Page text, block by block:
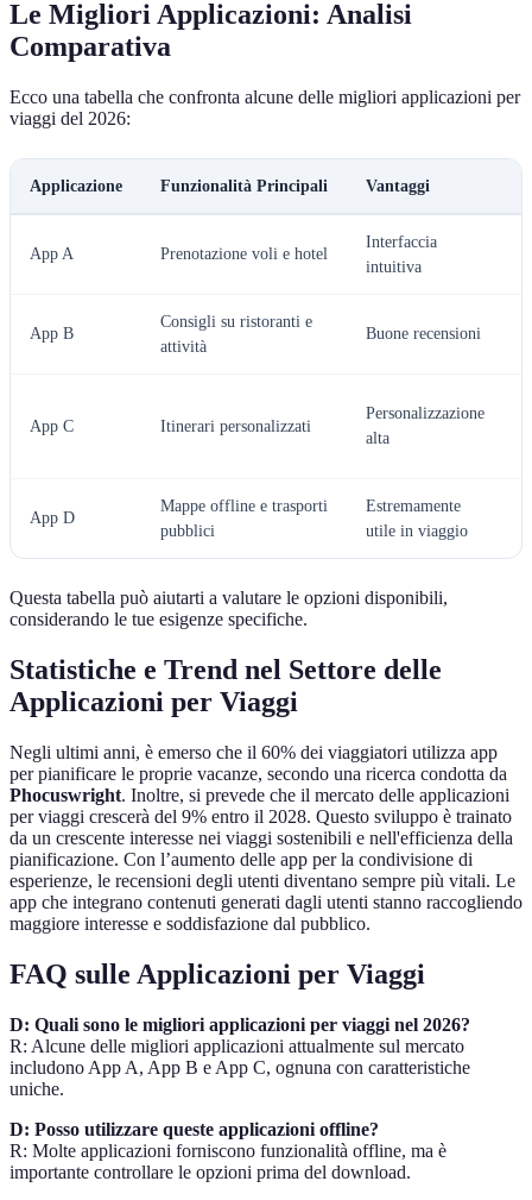
Le Migliori Applicazioni: Analisi
Comparativa
Ecco una tabella che confronta alcune delle migliori applicazioni per
viaggi del 2026:
Applicazione Funzionalità Principali Vantaggi
App A Prenotazione voli e hotel
Interfaccia
intuitiva
App B
Consigli su ristoranti e
attività
Buone recensioni
App C Itinerari personalizzati
Personalizzazione
alta
App D
Mappe offline e trasporti
pubblici
Estremamente
utile in viaggio
Questa tabella può aiutarti a valutare le opzioni disponibili,
considerando le tue esigenze specifiche.
Statistiche e Trend nel Settore delle
Applicazioni per Viaggi
Negli ultimi anni, è emerso che il 60% dei viaggiatori utilizza app
per pianificare le proprie vacanze, secondo una ricerca condotta da
Phocuswright. Inoltre, si prevede che il mercato delle applicazioni
per viaggi crescerà del 9% entro il 2028. Questo sviluppo è trainato
da un crescente interesse nei viaggi sostenibili e nell'efficienza della
pianificazione. Con l’aumento delle app per la condivisione di
esperienze, le recensioni degli utenti diventano sempre più vitali. Le
app che integrano contenuti generati dagli utenti stanno raccogliendo
maggiore interesse e soddisfazione dal pubblico.
FAQ sulle Applicazioni per Viaggi
D: Quali sono le migliori applicazioni per viaggi nel 2026?
R: Alcune delle migliori applicazioni attualmente sul mercato
includono App A, App B e App C, ognuna con caratteristiche
uniche.
D: Posso utilizzare queste applicazioni offline?
R: Molte applicazioni forniscono funzionalità offline, ma è
importante controllare le opzioni prima del download.